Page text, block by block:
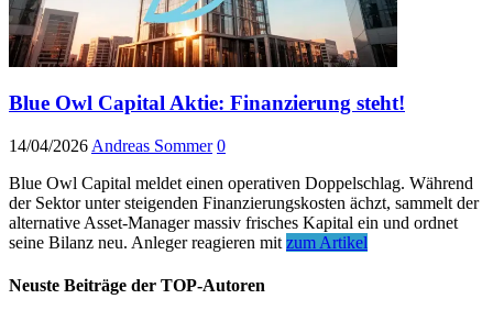
Blue Owl Capital Aktie: Finanzierung steht!
14/04/2026 Andreas Sommer 0
Blue Owl Capital meldet einen operativen Doppelschlag. Während
der Sektor unter steigenden Finanzierungskosten ächzt, sammelt der
alternative Asset-Manager massiv frisches Kapital ein und ordnet
seine Bilanz neu. Anleger reagieren mit zum Artikel
Neuste Beiträge der TOP-Autoren